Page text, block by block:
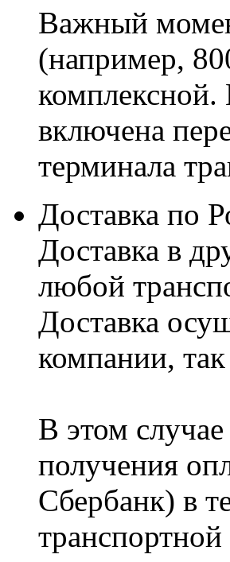
Важный
(например,
комплексной.
включена
терминала
Доставка по
Доставка в
любой
Доставка
компании,
В этом
получения
Сбербанк) в